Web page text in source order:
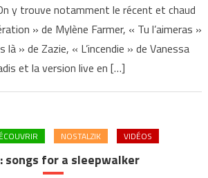
y trouve notamment le récent et chaud
» de Mylène Farmer, « Tu l’aimeras »
là » de Zazie, « L’incendie » de Vanessa
et la version live en […]
NOSTALZIK VIDÉOS
: songs for a sleepwalker